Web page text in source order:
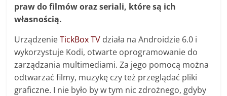
praw do filmów oraz seriali, które są ich
własnością.
UrządzenieTickBox TV działa na Androidzie 6.0 i
wykorzystuje Kodi, otwarte oprogramowanie do
zarządzania multimediami. Za jego pomocą można
odtwarzać filmy, muzykę czy też przeglądać pliki
graficzne. I nie było by w tym nic zdrożnego, gdyby